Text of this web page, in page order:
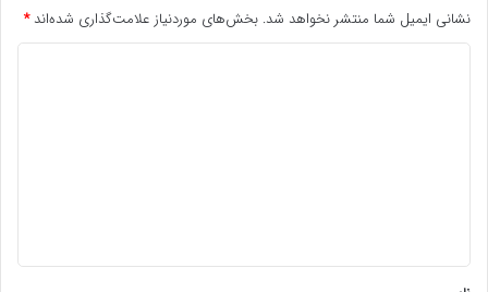
نشانی ایمیل شما منتشر نخواهد شد. بخش‌های موردنیاز علامت‌گذاری شده‌اند*